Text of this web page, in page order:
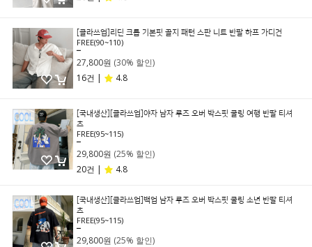
[클라쓰업]리딘 크롭 기본핏 골지 패턴 스판 니트 반팔 하프 가디건
FREE(90~110)
27,800원 (30% 할인)
16건 |
4.8
[국내생산][클라쓰업]야자 남자 루즈 오버 박스핏 쿨링 여행 반팔 티셔
츠
FREE(95~115)
29,800원 (25% 할인)
20건 |
4.8
[국내생산][클라쓰업]백업 남자 루즈 오버 박스핏 쿨링 소년 반팔 티셔
츠
FREE(95~115)
29,800원 (25% 할인)